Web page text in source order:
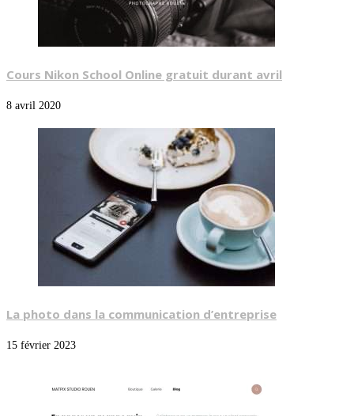
Cours Nikon School Online gratuit durant avril
8 avril 2020
La photo dans la communication d’entreprise
15 février 2023